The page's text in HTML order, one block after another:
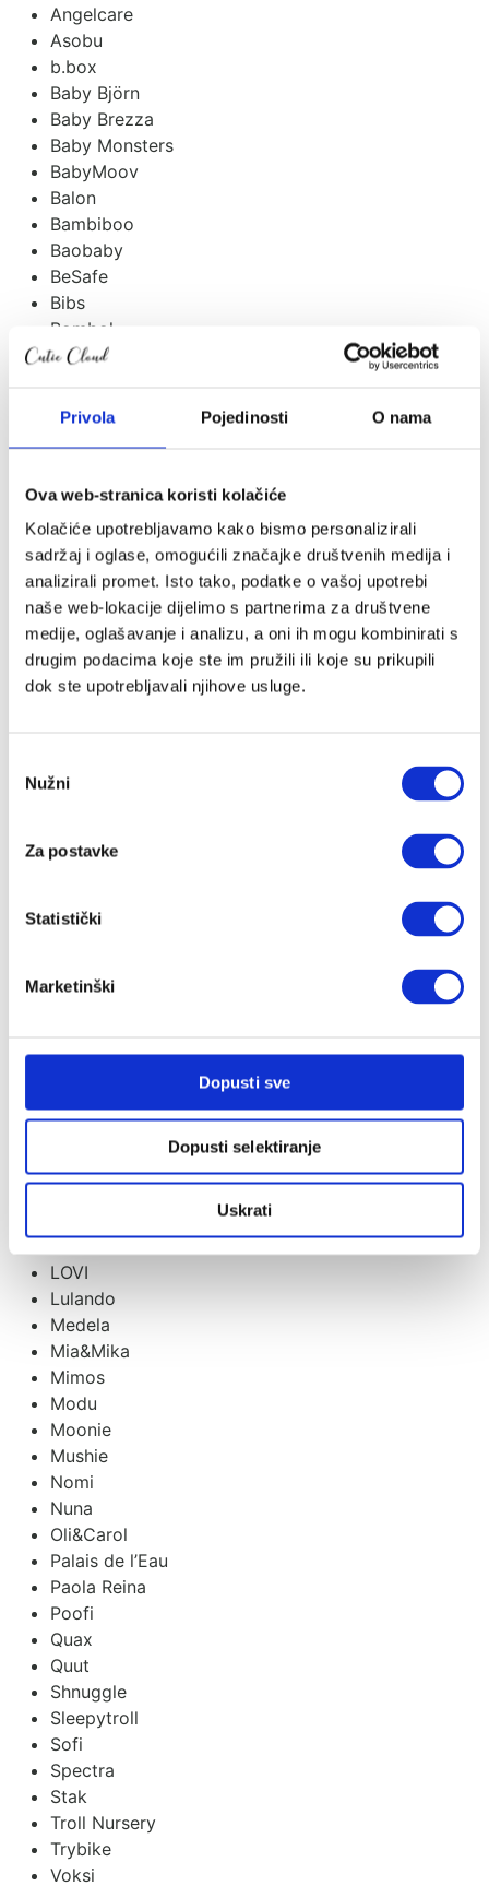
Privola Pojedinosti O nama
Ova web-stranica koristi kolačiće
Kolačiće upotrebljavamo kako bismo personalizirali
sadržaj i oglase, omogućili značajke društvenih medija i
analizirali promet. Isto tako, podatke o vašoj upotrebi
naše web-lokacije dijelimo s partnerima za društvene
medije, oglašavanje i analizu, a oni ih mogu kombinirati s
drugim podacima koje ste im pružili ili koje su prikupili
dok ste upotrebljavali njihove usluge.
pristanka
Nužni
Za postavke
Statistički
Marketinški
Dopusti sve
Dopusti selektiranje
Uskrati
Angelcare
Asobu
b.box
Baby Björn
Baby Brezza
Baby Monsters
BabyMoov
Balon
Bambiboo
Baobaby
BeSafe
Bibs
Bombol
Bugaboo
Ceba
Coco
Cottonmoose
CoZee
Cutie
Cybex
Dada&Rocco
Done By Deer
Ergobaby
Flow Amsterdam
Housebed
Izybaby
Janod Candy Chic
Just kiddin baby
Kenguru
Lässig
Llorens
LOVI
Lulando
Medela
Mia&Mika
Mimos
Modu
Moonie
Mushie
Nomi
Nuna
Oli&Carol
Palais de l’Eau
Paola Reina
Poofi
Quax
Quut
Shnuggle
Sleepytroll
Sofi
Spectra
Stak
Troll Nursery
Trybike
Voksi